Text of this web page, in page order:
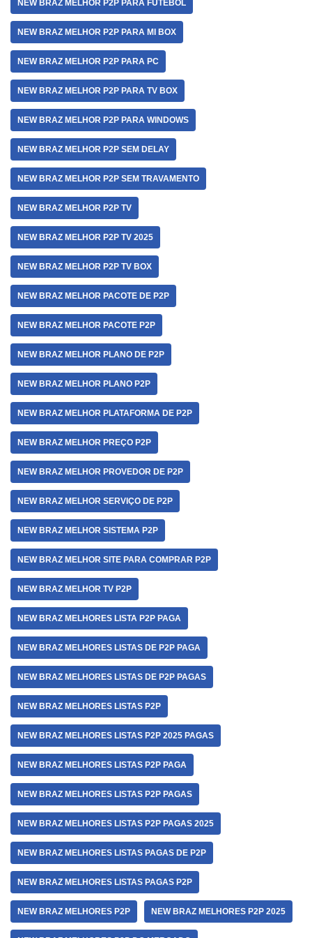
NEW BRAZ MELHOR P2P PARA FUTEBOL
NEW BRAZ MELHOR P2P PARA MI BOX
NEW BRAZ MELHOR P2P PARA PC
NEW BRAZ MELHOR P2P PARA TV BOX
NEW BRAZ MELHOR P2P PARA WINDOWS
NEW BRAZ MELHOR P2P SEM DELAY
NEW BRAZ MELHOR P2P SEM TRAVAMENTO
NEW BRAZ MELHOR P2P TV
NEW BRAZ MELHOR P2P TV 2025
NEW BRAZ MELHOR P2P TV BOX
NEW BRAZ MELHOR PACOTE DE P2P
NEW BRAZ MELHOR PACOTE P2P
NEW BRAZ MELHOR PLANO DE P2P
NEW BRAZ MELHOR PLANO P2P
NEW BRAZ MELHOR PLATAFORMA DE P2P
NEW BRAZ MELHOR PREÇO P2P
NEW BRAZ MELHOR PROVEDOR DE P2P
NEW BRAZ MELHOR SERVIÇO DE P2P
NEW BRAZ MELHOR SISTEMA P2P
NEW BRAZ MELHOR SITE PARA COMPRAR P2P
NEW BRAZ MELHOR TV P2P
NEW BRAZ MELHORES LISTA P2P PAGA
NEW BRAZ MELHORES LISTAS DE P2P PAGA
NEW BRAZ MELHORES LISTAS DE P2P PAGAS
NEW BRAZ MELHORES LISTAS P2P
NEW BRAZ MELHORES LISTAS P2P 2025 PAGAS
NEW BRAZ MELHORES LISTAS P2P PAGA
NEW BRAZ MELHORES LISTAS P2P PAGAS
NEW BRAZ MELHORES LISTAS P2P PAGAS 2025
NEW BRAZ MELHORES LISTAS PAGAS DE P2P
NEW BRAZ MELHORES LISTAS PAGAS P2P
NEW BRAZ MELHORES P2P NEW BRAZ MELHORES P2P 2025